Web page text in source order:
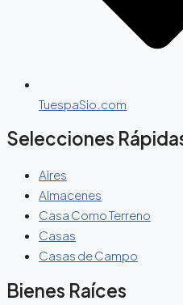
TuespaSio.com
Selecciones
Aires
Almacenes
Casa Como Terreno
Casas
Casas de Campo
Bienes Raíces